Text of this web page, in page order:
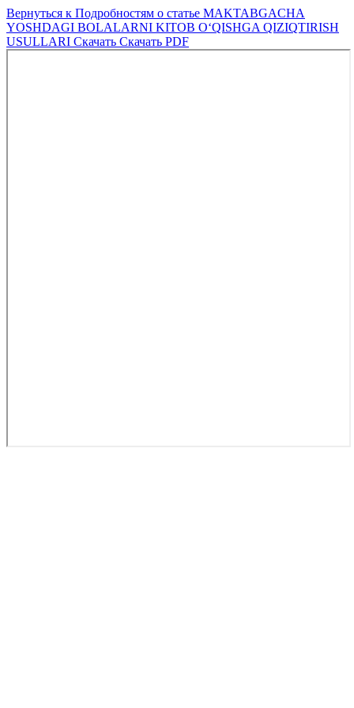
Вернуться к Подробностям о статье MAKTABGACHA
YOSHDAGI BOLALARNI KITOB OʻQISHGA QIZIQTIRISH
USULLARI Скачать Скачать PDF